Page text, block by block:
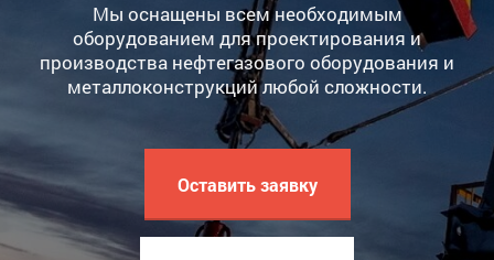
Мы оснащены всем необходимым
оборудованием для проектирования и
производства нефтегазового оборудования и
металлоконструкций любой сложности.
Оставить заявку